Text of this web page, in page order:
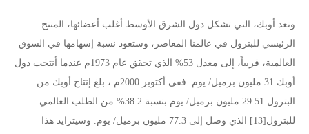
وتعد أوبك، التي تشكل دول الشرق الأوسط أغلب أعضائها، المنتج
الرئيسي للبترول في عالمنا المعاصر، وستعود نسبة إسهامها في السوق
العالمية، قريباً، إلى معدل 53% الذي تحقق عام 1973م عندما أنتجت دول
أوبك 31 مليون برميل/ يوم. ففي أكتوبر 2000م ، بلغ إنتاج أوبك من
البترول 29.51 مليون برميل/ يوم بنسبة 38.2% من الطلب العالمي
للبترول[13] الذي وصل إلى 77.3 مليون برميل/ يوم. وسيتزايد هذا